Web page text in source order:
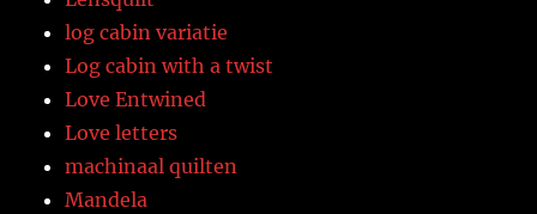
log cabin variatie
Log cabin with a twist
Love Entwined
Love letters
machinaal quilten
Mandela